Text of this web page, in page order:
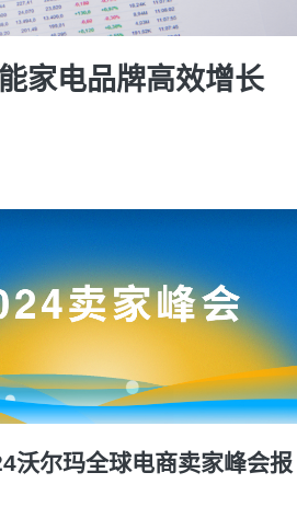
家电品牌高效增长
沃尔玛全球电商卖家峰会报